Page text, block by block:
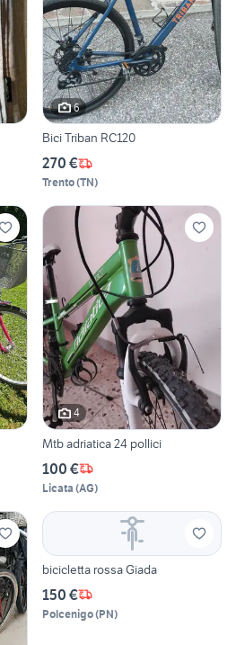
6
Bici Triban RC120
270 €
Trento(TN)
4
Mtb adriatica 24 pollici
100 €
Licata (AG)
bicicletta rossa Giada
150 €
Polcenigo(PN)